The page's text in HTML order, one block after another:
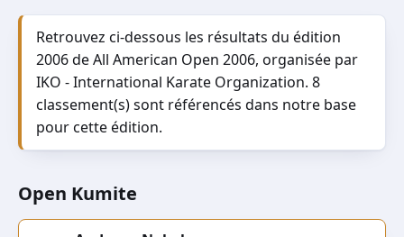
Retrouvez ci-dessous les résultats du édition
2006 de All American Open 2006, organisée par
IKO - International Karate Organization. 8
classement(s) sont référencés dans notre base
pour cette édition.
Open Kumite